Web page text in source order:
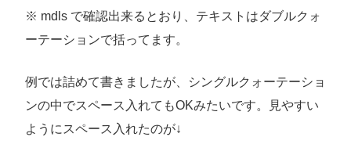
※ mdls で確認出来るとおり、テキストはダブルクォ
ーテーションで括ってます。
例では詰めて書きましたが、シングルクォーテーショ
ンの中でスペース入れてもOKみたいです。見やすい
ようにスペース入れたのが↓